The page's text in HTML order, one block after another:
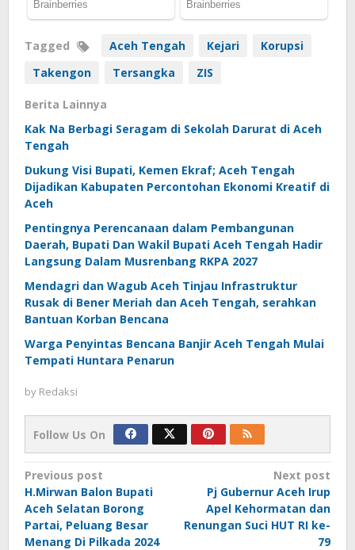
Tagged Aceh Tengah Kejari
Korupsi
Takengon
Tersangka ZIS
Berita Lainnya
Kak Na Berbagi Seragam di Sekolah Darurat di Aceh
Tengah
Dukung Visi Bupati, Kemen Ekraf; Aceh Tengah
Dijadikan Kabupaten Percontohan Ekonomi Kreatif di
Aceh
Pentingnya Perencanaan dalam Pembangunan
Daerah, Bupati Dan Wakil Bupati Aceh Tengah Hadir
Langsung Dalam Musrenbang RKPA 2027
Mendagri dan Wagub Aceh Tinjau Infrastruktur
Rusak di Bener Meriah dan Aceh Tengah, serahkan
Bantuan Korban Bencana
Warga Penyintas Bencana Banjir Aceh Tengah Mulai
Tempati Huntara Penarun
by Redaksi
Follow Us On
Post
navigation
Previous post
H.Mirwan Balon Bupati
Aceh Selatan Borong
Partai, Peluang Besar
Menang Di Pilkada 2024
Next post
Pj Gubernur Aceh Irup
Apel Kehormatan dan
Renungan Suci HUT RI ke-
79